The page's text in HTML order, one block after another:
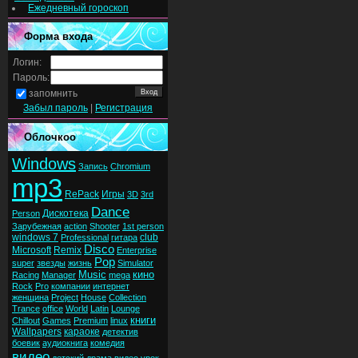
Ежедневный гороскоп
Форма входа
Логин:
Пароль:
запомнить
Забыл пароль
Регистрация
Облочкоо
Windows Запись Chromium
mp3 RePack Игры 3D 3rd
Person Дискотека Dance
Зарубежная action Shooter 1st person
windows 7 Professional гитара club
Microsoft Remix Disco Enterprise
super звезды жизнь Pop Simulator
Racing Manager Music mega кино
Rock Pro компании интернет
женщина Project House Collection
Trance office World Latin Lounge
Chillout Games Premium linux книги
Wallpapers караоке детектив
боевик аудиокнига комедия